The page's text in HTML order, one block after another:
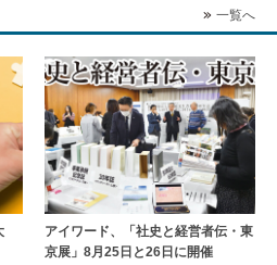
一覧へ
アイワード、「社史と経営者伝・東
京展」8月25日と26日に開催